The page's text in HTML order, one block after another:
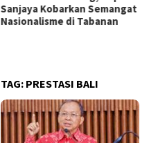
Tak Ada Indikasi
Penyalahgunaan Barang
TAG: PRESTASI BALI